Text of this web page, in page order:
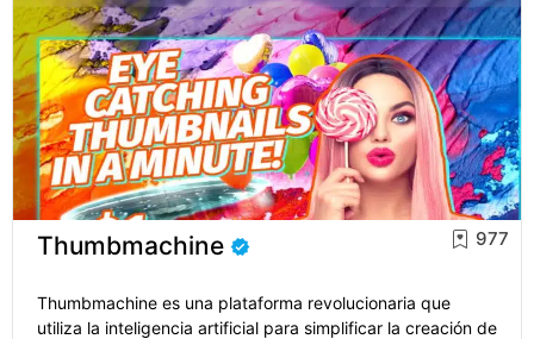
Thumbmachine 977
Thumbmachine es una plataforma revolucionaria que
utiliza la inteligencia artificial para simplificar la creación de